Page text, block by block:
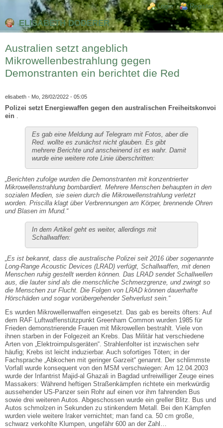
Login links
Login Register
ELISABETH DODERER
Australien setzt angeblich
Mikrowellenbestrahlung gegen
Demonstranten ein berichtet die Red
elisabeth - Mo, 28/02/2022 - 05:05
Polizei setzt Energiewaffen gegen den australischen Freiheitskonvoi
ein
Es gab eine Meldung auf Telegram mit Fotos, aber die
Red. wollte es zunächst nicht glauben. Es gibt
mehrere Berichte und anscheinend ist es wahr. Damit
wurde eine weitere rote Linie überschritten:
„Berichten zufolge wurden die Demonstranten mit konzentrierter
Mikrowellenstrahlung bombardiert. Mehrere Menschen behaupten in den
sozialen Medien, sie seien durch die Mikrowellenstrahlung verletzt
worden. Priscilla klagt über Verbrennungen am Körper, brennende Ohren
und Blasen im Mund.“
In dem Artikel geht es weiter, allerdings mit
Schallwaffen:
„Es ist bekannt, dass die australische Polizei seit 2016 über sogenannte
Long-Range Acoustic Devices (LRAD) verfügt, Schallwaffen, mit denen
Menschen ruhig gestellt werden können. Das LRAD sendet Schallwellen
aus, die lauter sind als die menschliche Schmerzgrenze, und zwingt so
die Menschen zur Flucht. Die Folgen von LRAD können dauerhafte
Hörschäden und sogar vorübergehender Sehverlust sein.“
Es wurden Mikrowellenwaffen eingesetzt. Das gab es bereits öfters: Auf
dem RAF Luftwaffenstützpunkt Greenham Common wurden 1985 für
Frieden demonstrierende Frauen mit Mikrowellen bestrahlt. Viele von
ihnen starben in der Folgezeit an Krebs. Das Militär hat verschiedene
Arten von „Elektroimpulsgeräten“. Strahlenfolter ist inzwischen sehr
häufig; Krebs ist leicht induzierbar. Auch sofortiges Töten; in der
Fachsprache „Abkochen mit geringer Garzeit“ genannt. Der schlimmste
Vorfall wurde konsequent von den MSM verschwiegen: Am 12.04.2003
wurde der Infantrist Majid-al Ghazali in Bagdad unfreiwilliger Zeuge eines
Massakers: Während heftigen Straßenkämpfen richtete ein merkwürdig
aussehender US-Panzer sein Rohr auf einen vor ihm fahrenden Bus
sowie drei weiteren Autos. Abgeschossen wurde ein greller Blitz. Bus und
Autos schmolzen in Sekunden zu stinkendem Metall. Bei den Kämpfen
wurden viele weitere Iraker vernichtet; man fand ca. 50 cm große,
schwarz verkohlte Klumpen, ungefähr 600 an der Zahl…